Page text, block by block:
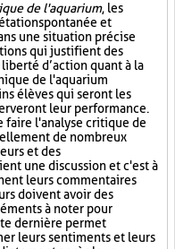
de l'aquarium, les
spontanée et
une situation précise
qui justifient des
d’action quant à la
de l'aquarium
élèves qui seront les
leur performance.
l'analyse critique de
de nombreux
et des
une discussion et c'est à
leurs commentaires
doivent avoir des
à noter pour
dernière permet
leurs sentiments et leurs